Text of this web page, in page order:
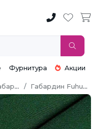
Фурнитура Акции
Габардин Fuhua [Фуа]